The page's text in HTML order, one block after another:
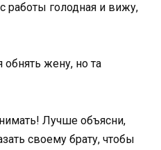
работы голодная и вижу,
обнять жену, но та
Лучше объясни,
своему брату, чтобы